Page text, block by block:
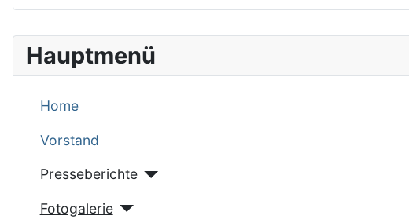
Hauptmenü
Home
Vorstand
Presseberichte
Fotogalerie